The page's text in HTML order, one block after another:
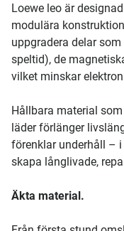
Loewe leo är
modulära
uppgradera delar
speltid), de
vilket minskar
Hållbara material
läder förlänger
förenklar underhåll –
skapa långlivade,
Äkta material.